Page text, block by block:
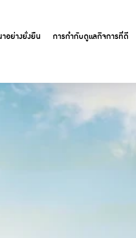
อย่างยั่งยืน การกำกับดูแลกิจการที่ดี